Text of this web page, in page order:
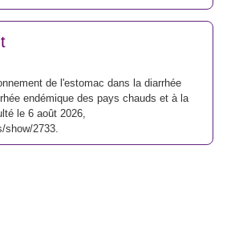
de l'estomac dans la diarrhée
endémique des pays chauds et à la
le 6 août 2026,
show/2733.